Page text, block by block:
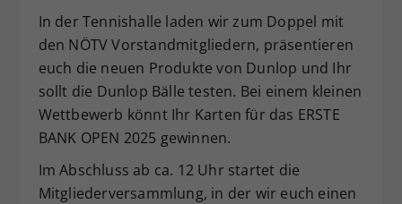
In der Tennishalle laden wir zum Doppel mit
den NÖTV Vorstandmitgliedern, präsentieren
euch die neuen Produkte von Dunlop und Ihr
sollt die Dunlop Bälle testen. Bei einem kleinen
Wettbewerb könnt Ihr Karten für das ERSTE
BANK OPEN 2025 gewinnen.
Im Abschluss ab ca. 12 Uhr startet die
Mitgliederversammlung, in der wir euch einen